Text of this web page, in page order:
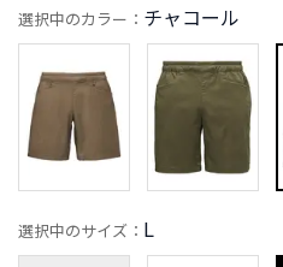
選択中のカラー： チャコール
選択中のサイズ： L